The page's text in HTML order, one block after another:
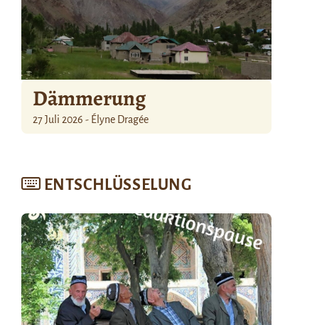
Dämmerung
27 Juli 2026 - Élyne Dragée
ENTSCHLÜSSELUNG